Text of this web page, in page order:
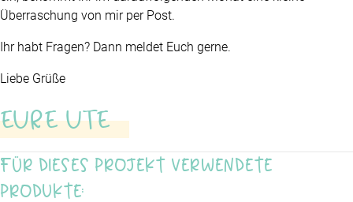
Überraschung von mir per Post.
Ihr habt Fragen? Dann meldet Euch gerne.
Liebe Grüße
EURE UTE
Für dieses Projekt verwendete
Produkte: